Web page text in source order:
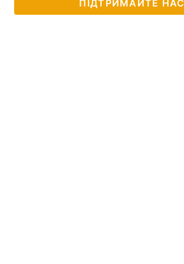
Контакти
ПІДТРИМАЙТЕ НАС